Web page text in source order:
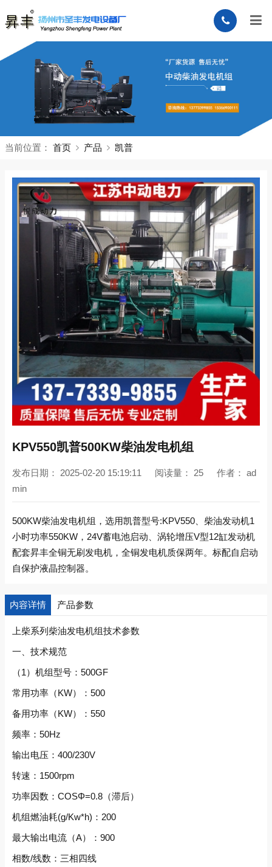
当前位置： 首页 产品 凯普
KPV550凯普500KW柴油发电机组
发布日期： 2025-02-20 15:19:11 阅读量： 25 作者： ad
min
500KW柴油发电机组，选用凯普型号:KPV550、柴油发动机1
小时功率550KW，24V蓄电池启动、涡轮增压V型12缸发动机
配套昇丰全铜无刷发电机，全铜发电机质保两年。标配自启动
自保护液晶控制器。
内容详情 产品参数
上柴系列柴油发电机组技术参数
一、技术规范
（1）机组型号：500GF
常用功率（KW）：500
备用功率（KW）：550
频率：50Hz
输出电压：400/230V
转速：1500rpm
功率因数：COSΦ=0.8（滞后）
机组燃油耗(g/Kw*h)：200
最大输出电流（A）：900
相数/线数：三相四线